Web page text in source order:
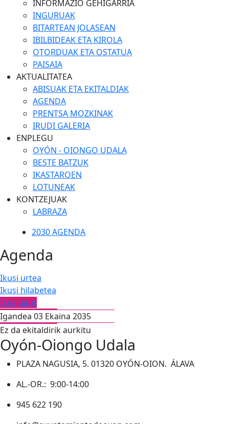
INFORMAZIO GEHIGARRIA
INGURUAK
BITARTEAN JOLASEAN
IBILBIDEAK ETA KIROLA
OTORDUAK ETA OSTATUA
PAISAIA
AKTUALITATEA
ABISUAK ETA EKITALDIAK
AGENDA
PRENTSA MOZKINAK
IRUDI GALERIA
ENPLEGU
OYÓN - OIONGO UDALA
BESTE BATZUK
IKASTAROEN
LOTUNEAK
KONTZEJUAK
LABRAZA
2030 AGENDA
Agenda
Ikusi urtea
Ikusi hilabetea
Ikus gaur
Igandea 03 Ekaina 2035
Ez da ekitaldirik aurkitu
Oyón-Oiongo Udala
PLAZA NAGUSIA, 5. 01320 OYÓN-OION. ÁLAVA
AL.-OR.: 9:00-14:00
945 622 190